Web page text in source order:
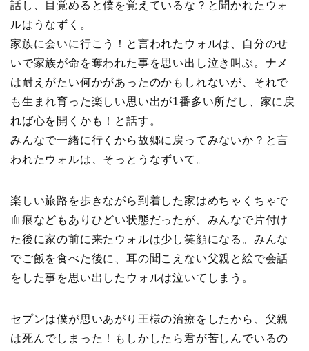
話し、目覚めると僕を覚えているな？と聞かれたウォ
ルはうなずく。
家族に会いに行こう！と言われたウォルは、自分のせ
いで家族が命を奪われた事を思い出し泣き叫ぶ。ナメ
は耐えがたい何かがあったのかもしれないが、それで
も生まれ育った楽しい思い出が1番多い所だし、家に戻
れば心を開くかも！と話す。
みんなで一緒に行くから故郷に戻ってみないか？と言
われたウォルは、そっとうなずいて。
楽しい旅路を歩きながら到着した家はめちゃくちゃで
血痕などもありひどい状態だったが、みんなで片付け
た後に家の前に来たウォルは少し笑顔になる。みんな
でご飯を食べた後に、耳の聞こえない父親と絵で会話
をした事を思い出したウォルは泣いてしまう。
セプンは僕が思いあがり王様の治療をしたから、父親
は死んでしまった！もしかしたら君が苦しんでいるの